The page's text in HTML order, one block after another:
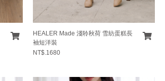
HEALER Made 淺聆秋荷 雪紡蛋糕長
袖短洋裝
NT$.1680